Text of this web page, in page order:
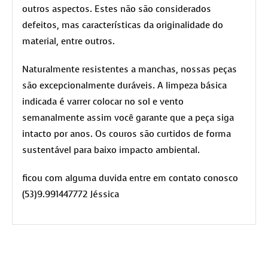
outros aspectos. Estes não são considerados
defeitos, mas características da originalidade do
material, entre outros.
Naturalmente resistentes a manchas, nossas peças
são excepcionalmente duráveis. A limpeza básica
indicada é varrer colocar no sol e vento
semanalmente assim você garante que a peça siga
intacto por anos. Os couros são curtidos de forma
sustentável para baixo impacto ambiental.
ficou com alguma duvida entre em contato conosco
(53)9.991447772 Jéssica